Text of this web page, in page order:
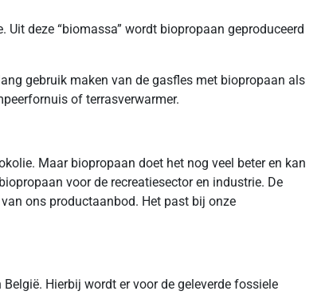
deze “biomassa” wordt biopropaan geproduceerd
gebruik maken van de gasfles met biopropaan als
of terrasverwarmer.
Maar biopropaan doet het nog veel beter en kan
voor de recreatiesector en industrie. De
ons productaanbod. Het past bij onze
Hierbij wordt er voor de geleverde fossiele